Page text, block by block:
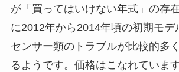
が「買ってはいけない年式」の存
に2012年から2014年頃の初期モデ
センサー類のトラブルが比較的多
るようです。価格はこなれていま